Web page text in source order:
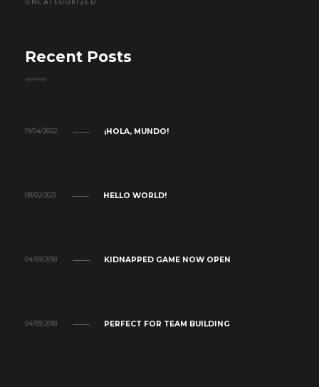
UNCATEGORIZED
Recent Posts
19/04/2022 ¡HOLA, MUNDO!
08/02/2021 HELLO WORLD!
04/09/2018 KIDNAPPED GAME NOW OPEN
04/09/2018 PERFECT FOR TEAM BUILDING